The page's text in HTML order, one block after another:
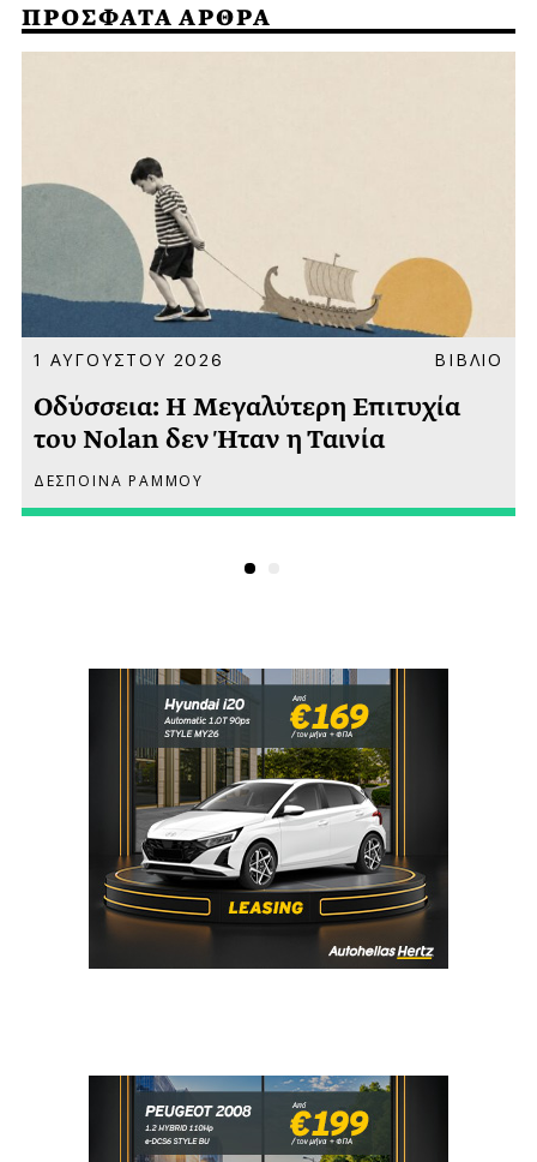
ΠΡΟΣΦΑΤΑ ΑΡΘΡΑ
1 ΑΥΓΟΥΣΤΟΥ 2026 ΒΙΒΛΙΟ
Οδύσσεια: Η Μεγαλύτερη Επιτυχία
του Nolan δεν Ήταν η Ταινία
ΔΕΣΠΟΙΝΑ ΡΑΜΜΟΥ